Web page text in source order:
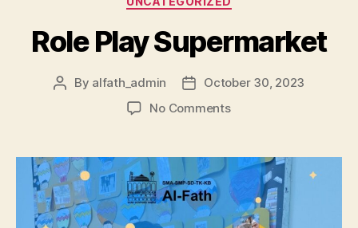
Role Play Supermarket
By alfath_admin
October 30, 2023
No Comments